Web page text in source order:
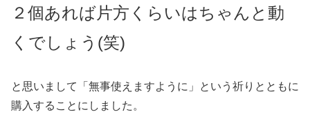
２個あれば片方くらいはちゃんと動
くでしょう(笑)
と思いまして「無事使えますように」という祈りとともに
購入することにしました。